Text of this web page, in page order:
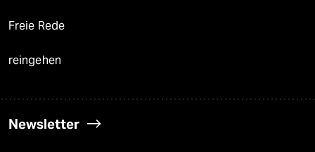
Freie Rede
reingehen
Newsletter